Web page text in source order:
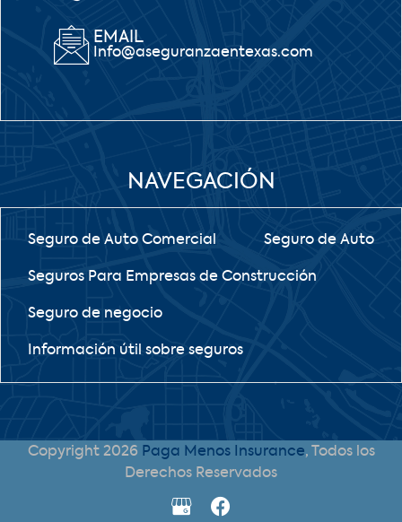
EMAIL
Info@aseguranzaentexas.com
NAVEGACIÓN
Seguro de Auto Comercial Seguro de Auto
Seguros Para Empresas de Construcción
Seguro de negocio
Información útil sobre seguros
Copyright 2026 Paga Menos Insurance, Todos los
Derechos Reservados